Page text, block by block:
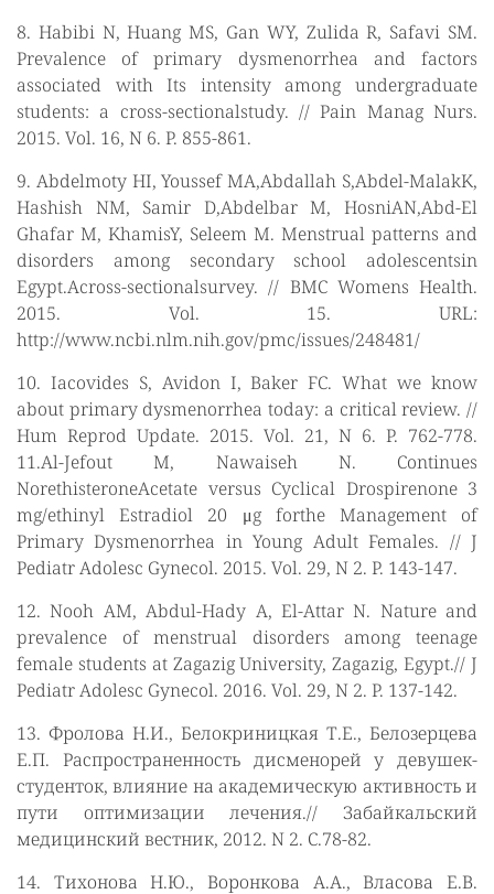
8. Habibi N, Huang MS, Gan WY, Zulida R, Safavi SM.
Prevalence of primary dysmenorrhea and factors
associated with Its intensity among undergraduate
students: a cross-sectionalstudy. // Pain Manag Nurs.
2015. Vol. 16, N 6. P. 855-861.
9. Abdelmoty HI, Youssef MA,Abdallah S,Abdel-MalakK,
Hashish NM, Samir D,Abdelbar M, HosniAN,Abd-El
Ghafar M, KhamisY, Seleem M. Menstrual patterns and
disorders among secondary school adolescentsin
Egypt.Across-sectionalsurvey. // BMC Womens Health.
2015. Vol. 15. URL:
http://www.ncbi.nlm.nih.gov/pmc/issues/248481/
10. Iacovides S, Avidon I, Baker FC. What we know
about primary dysmenorrhea today: a critical review. //
Hum Reprod Update. 2015. Vol. 21, N 6. P. 762-778.
11.Al-Jefout M, Nawaiseh N. Continues
NorethisteroneAcetate versus Cyclical Drospirenone 3
mg/ethinyl Estradiol 20 μg forthe Management of
Primary Dysmenorrhea in Young Adult Females. // J
Pediatr Adolesc Gynecol. 2015. Vol. 29, N 2. P. 143-147.
12. Nooh AM, Abdul-Hady A, El-Attar N. Nature and
prevalence of menstrual disorders among teenage
female students at Zagazig University, Zagazig, Egypt.// J
Pediatr Adolesc Gynecol. 2016. Vol. 29, N 2. P. 137-142.
13. Фролова Н.И., Белокриницкая Т.Е., Белозерцева
Е.П. Распространенность дисменорей у девушек-
студенток, влияние на академическую активность и
пути оптимизации лечения.// Забайкальский
медицинский вестник, 2012. N 2. С.78-82.
14. Тихонова Н.Ю., Воронкова А.А., Власова Е.В.